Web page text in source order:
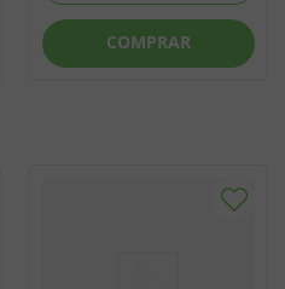
COMPRAR